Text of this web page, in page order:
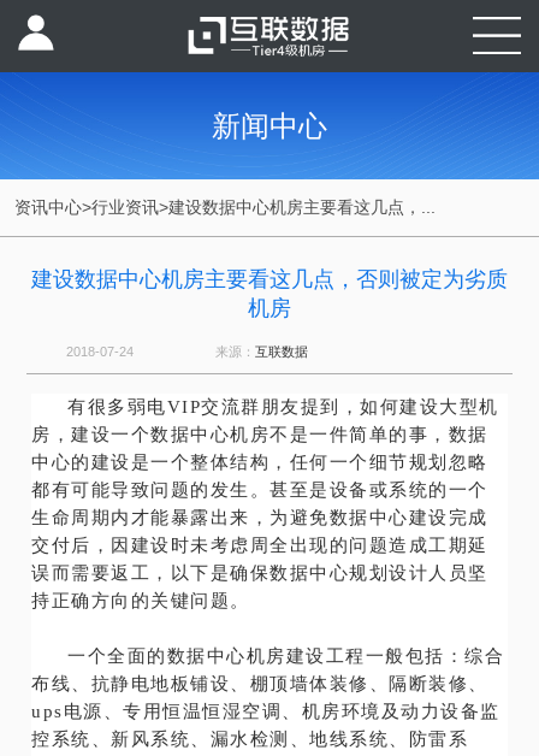
新闻中心
资讯中心>行业资讯>建设数据中心机房主要看这几点，...
建设数据中心机房主要看这几点，否则被定为劣质
机房
2018-07-24 来源： 互联数据
有很多弱电VIP交流群朋友提到，如何建设大型机
房，建设一个数据中心机房不是一件简单的事，数据
中心的建设是一个整体结构，任何一个细节规划忽略
都有可能导致问题的发生。甚至是设备或系统的一个
生命周期内才能暴露出来，为避免数据中心建设完成
交付后，因建设时未考虑周全出现的问题造成工期延
误而需要返工，以下是确保数据中心规划设计人员坚
持正确方向的关键问题。
一个全面的数据中心机房建设工程一般包括：综合
布线、抗静电地板铺设、棚顶墙体装修、隔断装修、
ups电源、专用恒温恒湿空调、机房环境及动力设备监
控系统、新风系统、漏水检测、地线系统、防雷系